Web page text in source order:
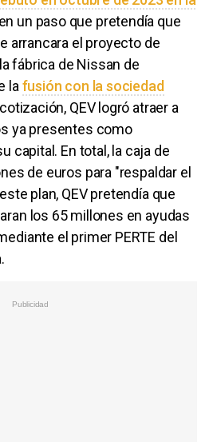
un paso que pretendía que
arrancara el proyecto de
fábrica de Nissan de
la fusión con la sociedad
QEV logró atraer a
ya presentes como
capital. En total, la caja de
de euros para "respaldar el
plan, QEV pretendía que
los 65 millones en ayudas
el primer PERTE del